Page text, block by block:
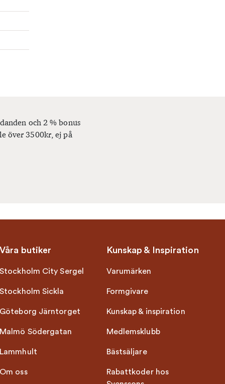
och 2 % bonus
över 3500kr, ej på
Våra butiker
Stockholm City Sergel
Stockholm Sickla
Göteborg Järntorget
Malmö Södergatan
Lammhult
Om oss
Kunskap & Inspiration
Varumärken
Formgivare
Kunskap & inspiration
Medlemsklubb
Bästsäljare
Rabattkoder hos